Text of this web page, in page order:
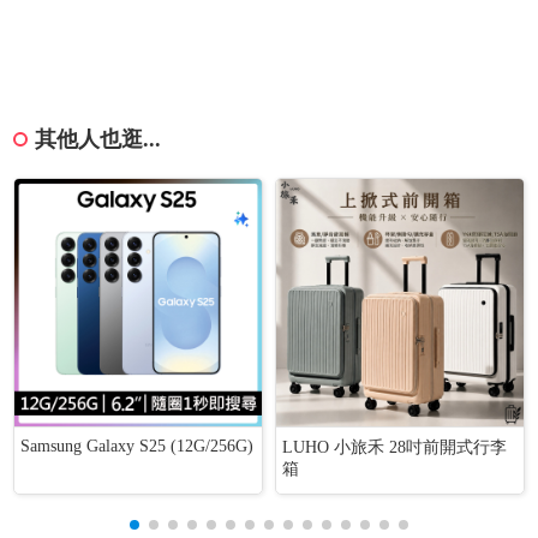
其他人也逛...
Samsung Galaxy S25 (12G/256G)
LUHO 小旅禾 28吋前開式行李
箱